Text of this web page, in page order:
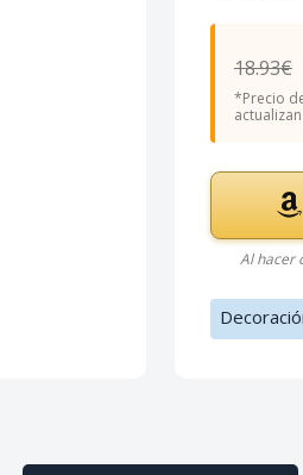
18.93€
*Precio
Al hacer